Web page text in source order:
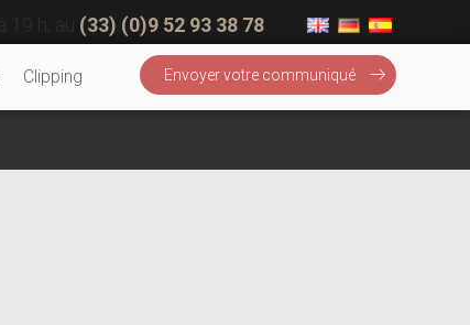
(33) (0)9 52 93 38 78
Clipping Envoyer votre communiqué